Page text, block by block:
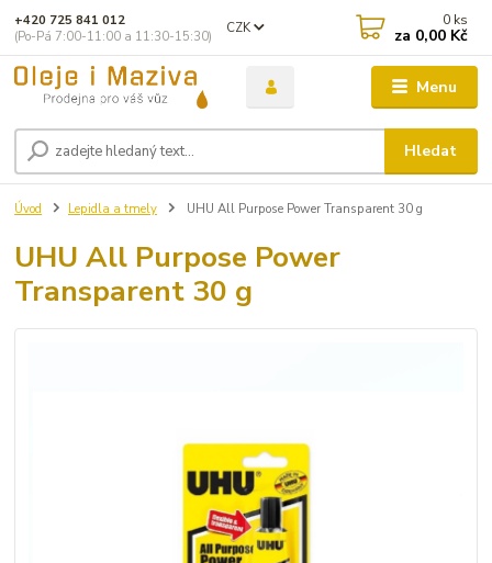
Menu
CZK
Hledat
+420 725 841 012
(Po-Pá 7:00-11:00 a 11:30-15:30)
0 ks
za 0,00 Kč
Úvod Lepidla a tmely UHU All Purpose Power Transparent 30 g
UHU All Purpose Power
Transparent 30 g